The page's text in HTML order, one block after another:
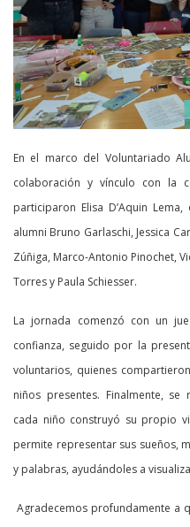
En el marco del Voluntariado
colaboración y vínculo con la
participaron Elisa D’Aquin
alumni Bruno Garlaschi, Jessica
Zúñiga, Marco-Antonio Pinochet,
Torres y Paula Schiesser.
La jornada comenzó con un
confianza, seguido por la
voluntarios, quienes
niños presentes. Finalmente,
cada niño construyó su propio
permite representar sus sueños,
y palabras, ayudándoles a
Agradecemos profundamente a